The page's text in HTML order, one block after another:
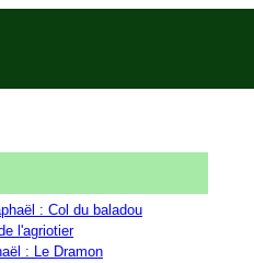
: Col du baladou
l'agriotier
: Le Dramon